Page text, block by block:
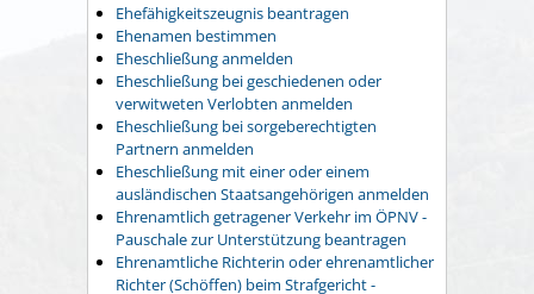
Ehefähigkeitszeugnis beantragen
Ehenamen bestimmen
Eheschließung anmelden
Eheschließung bei geschiedenen oder
verwitweten Verlobten anmelden
Eheschließung bei sorgeberechtigten
Partnern anmelden
Eheschließung mit einer oder einem
ausländischen Staatsangehörigen anmelden
Ehrenamtlich getragener Verkehr im ÖPNV -
Pauschale zur Unterstützung beantragen
Ehrenamtliche Richterin oder ehrenamtlicher
Richter (Schöffen) beim Strafgericht -